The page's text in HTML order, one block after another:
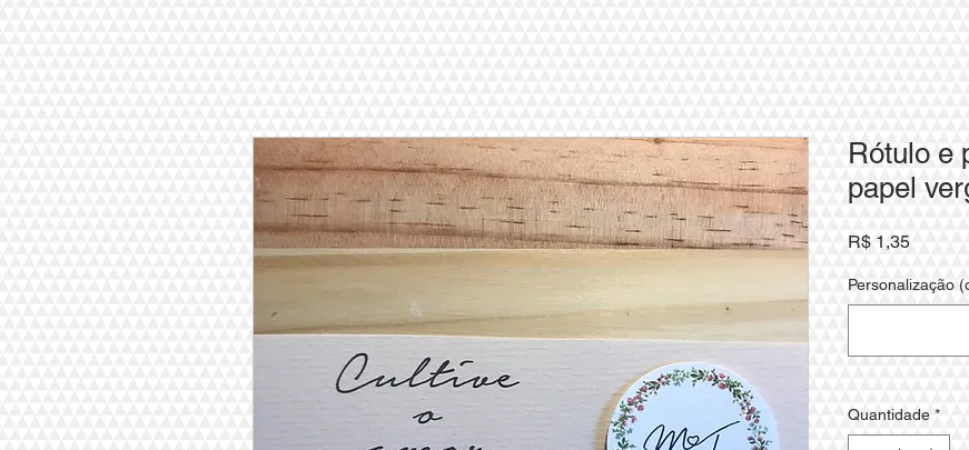
Rótulo e
papel
R$ 1,35Preço
Personalização
Quantidade *